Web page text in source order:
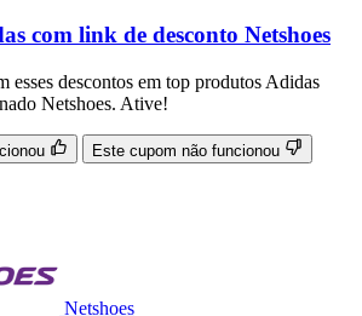
com link de desconto Netshoes
esses descontos em top produtos Adidas
Netshoes. Ative!
Este cupom não funcionou
Netshoes